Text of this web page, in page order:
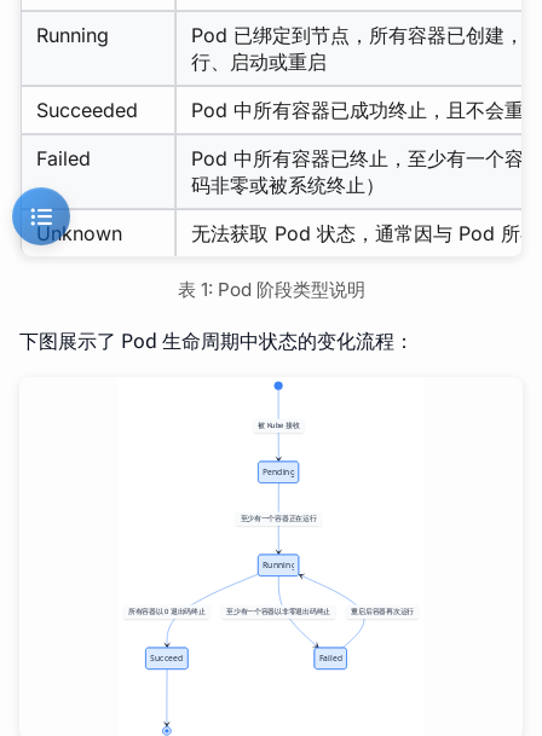
Running
Pod 已绑定到节点，所有容器已创建，
行、启动或重启
Succeeded
Pod 中所有容器已成功终止，且不会重启
Failed
Pod 中所有容器已终止，至少有一个容
码非零或被系统终止）
Unknown
无法获取 Pod 状态，通常因与 Pod 所
表 1: Pod 阶段类型说明
下图展示了 Pod 生命周期中状态的变化流程：